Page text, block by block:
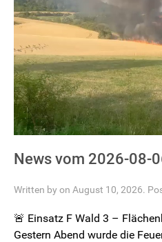
News vom 2026-08-
Written by on August 10, 2026.
🚨 Einsatz F Wald 3 –
Gestern Abend wurde die